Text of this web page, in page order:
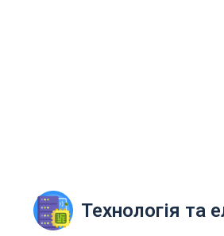
Технологія та